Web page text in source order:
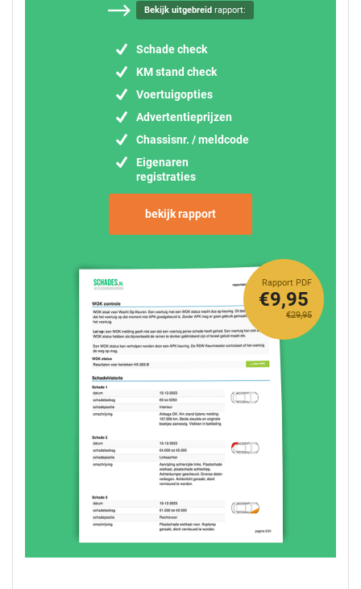
Bekijk uitgebreidrapport:
Schade check
KM stand check
Voertuigopties
Advertentieprijzen
Chassisnr. / meldcode
Eigenaren
registraties
bekijk rapport
Rapport PDF
€29,95
€9,95